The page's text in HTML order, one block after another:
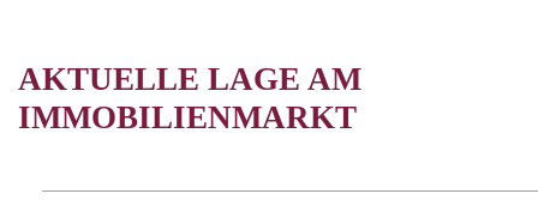
AKTUELLE LAGE AM
IMMOBILIENMARKT